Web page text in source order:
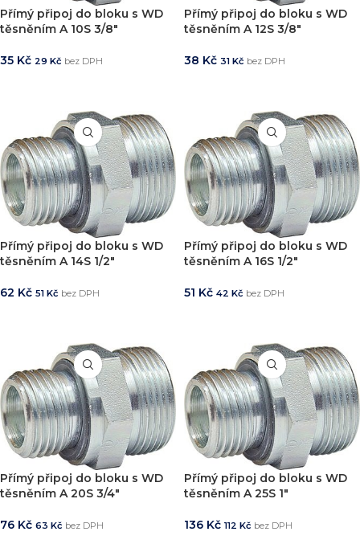
Přímý připoj do bloku s WD
těsněním A 10S 3/8″
35 Kč 29 Kč bez DPH
Přímý připoj do bloku s WD
těsněním A 12S 3/8″
38 Kč 31 Kč bez DPH
Přímý připoj do bloku s WD
těsněním A 14S 1/2″
62 Kč 51 Kč bez DPH
Přímý připoj do bloku s WD
těsněním A 16S 1/2″
51 Kč 42 Kč bez DPH
Přímý připoj do bloku s WD
těsněním A 20S 3/4″
76 Kč 63 Kč bez DPH
Přímý připoj do bloku s WD
těsněním A 25S 1″
136 Kč 112 Kč bez DPH